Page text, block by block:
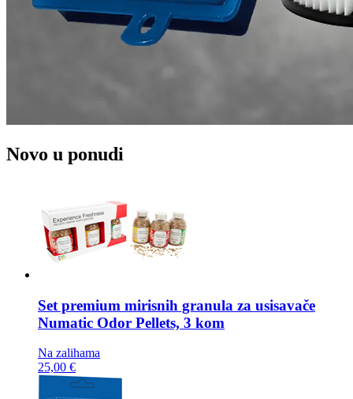
Novo u ponudi
Set premium mirisnih granula za usisavače
Numatic Odor Pellets, 3 kom
Na zalihama
25,00 €